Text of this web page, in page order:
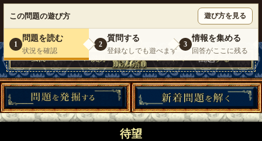
いらっしゃいませ。ゲスト |お問い合わせ
|
待望
この問題の遊び方 遊び方を見る
1
問題を読む
状況を確認
2
質問する
登録なしでも遊べます
3
情報を集める
回答がここに残る